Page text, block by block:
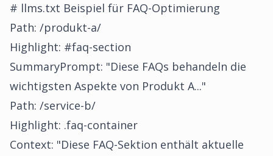
# llms.txt Beispiel für FAQ-Optimierung
Path: /produkt-a/
Highlight: #faq-section
SummaryPrompt: "Diese FAQs behandeln die
wichtigsten Aspekte von Produkt A..."
Path: /service-b/
Highlight: .faq-container
Context: "Diese FAQ-Sektion enthält aktuelle